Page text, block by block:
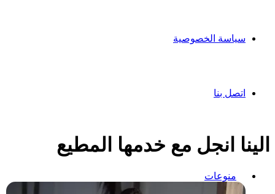
سياسة الخصوصية
اتصل بنا
الينا انجل مع خدمها المطيع
منوعات